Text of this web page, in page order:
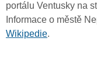
portálu Ventusky na
Informace o městě
Wikipedie.